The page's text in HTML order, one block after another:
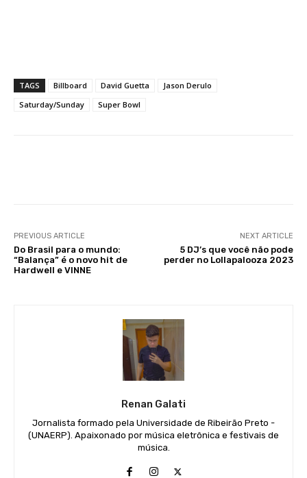
TAGS Billboard David Guetta
Jason Derulo
Saturday/Sunday
Super Bowl
PREVIOUS ARTICLE
Do Brasil para o mundo:
“Balança” é o novo hit de
Hardwell e VINNE
NEXT ARTICLE
5 DJ’s que você não pode
perder no Lollapalooza 2023
Renan Galati
Jornalista formado pela Universidade de Ribeirão Preto -
(UNAERP). Apaixonado por música eletrônica e festivais de
música.